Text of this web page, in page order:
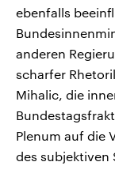
ebenfalls
anderen
scharfer
Mihalic, die
Plenum auf die
des subjektiven